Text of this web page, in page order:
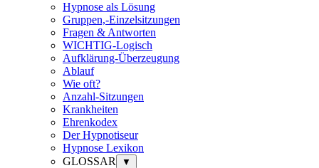
Hypnose als Lösung
Gruppen,-Einzelsitzungen
Fragen & Antworten
WICHTIG-Logisch
Aufklärung-Überzeugung
Ablauf
Wie oft?
Anzahl-Sitzungen
Krankheiten
Ehrenkodex
Der Hypnotiseur
Hypnose Lexikon
GLOSSAR
▼